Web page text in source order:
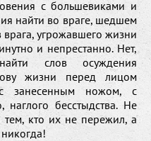
с большевиками и
найти во враге, шедшем
угрожавшего жизни
и непрестанно. Нет,
слов осуждения
жизни перед лицом
с занесенным ножом, с
бесстыдства. Не
тем, кто их не пережил, а